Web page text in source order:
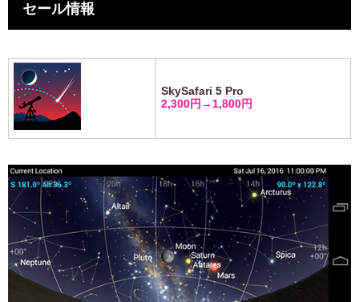
セール情報
SkySafari 5 Pro
2,300円→1,800円